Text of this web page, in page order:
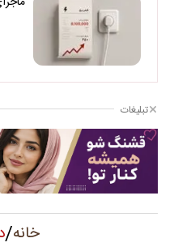
تبلیغات
خانه/